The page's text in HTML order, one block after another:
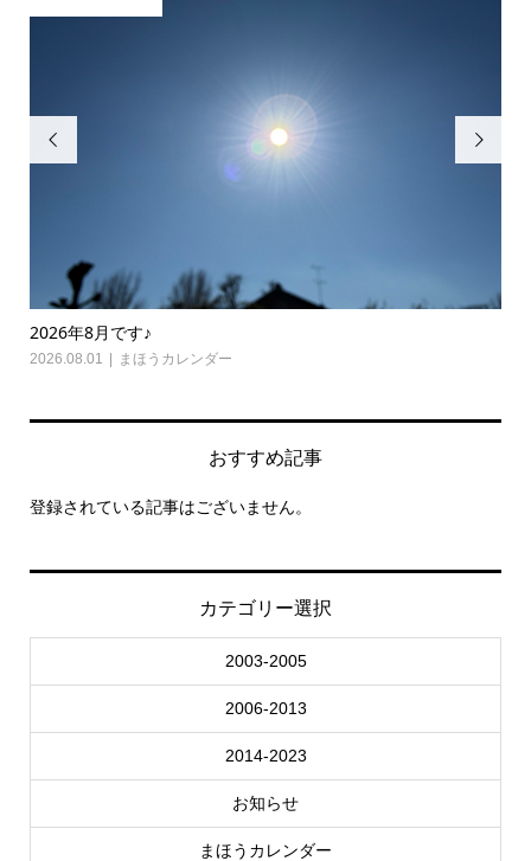

8月です♪
まほうカレンダー

おすすめ記事
登録されている記事はございません。
カテゴリー選択
2003-2005
2006-2013
2014-2023
お知らせ
まほうカレンダー